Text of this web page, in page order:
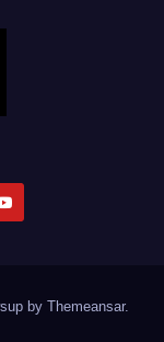
by Themeansar.